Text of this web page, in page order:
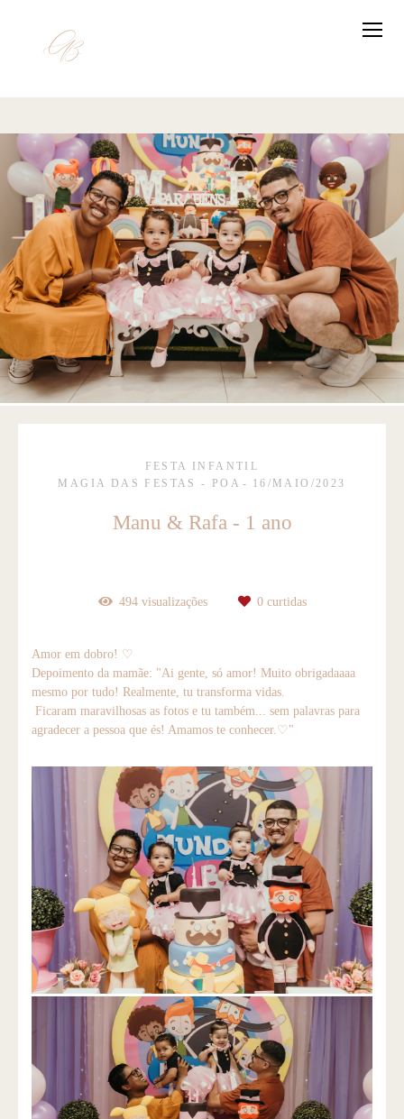
FESTA INFANTIL
MAGIA DAS FESTAS - POA
16/MAIO/2023
Manu & Rafa - 1 ano
494visualizações 0curtidas
Amor em dobro! ♡
Depoimento da mamãe: "Ai gente, só amor! Muito obrigadaaaa
mesmo por tudo! Realmente, tu transforma vidas.
Ficaram maravilhosas as fotos e tu também... sem palavras para
agradecer a pessoa que és! Amamos te conhecer.♡"